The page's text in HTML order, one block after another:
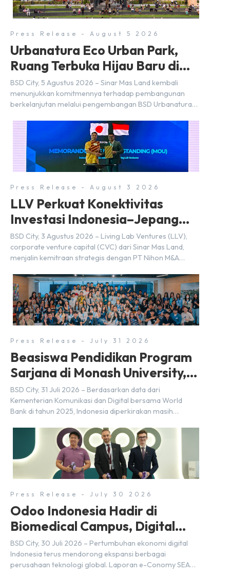
Press Release - August 5 2026
Urbanatura Eco Urban Park,
Ruang Terbuka Hijau Baru di
BSD City
BSD City, 5 Agustus 2026 – Sinar Mas Land kembali
menunjukkan komitmennya terhadap pembangunan
berkelanjutan melalui pengembangan BSD Urbanatura
dengan jalur sungai sepanjang 1,5 km yang dikelilingi
lanskap tropis rimbun di BSD City yang sebelumnya
dikenal sebagai Green Pathway. Transformasi ini
merupakan bagian dari upaya perusahaan untuk […]
Press Release - August 3 2026
LLV Perkuat Konektivitas
Investasi Indonesia–Jepang
(FDI) pada 2025
BSD City, 3 Agustus 2026 – Living Lab Ventures (LLV),
corporate venture capital (CVC) dari Sinar Mas Land,
menjalin kemitraan strategis dengan PT Nihon M&A
Holdings Inc. Kemitraan tersebut ditandai dengan
penandatanganan Memorandum of Understanding
(MoU) oleh Bayu Seto (Partner at Living Lab Ventures)
dan Kosuke Kawata […]
Press Release - July 31 2026
Beasiswa Pendidikan Program
Sarjana di Monash University,
BSD City
BSD City, 31 Juli 2026 – Berdasarkan data dari
Kementerian Komunikasi dan Digital bersama World
Bank di tahun 2025, Indonesia diperkirakan masih
2030 atau setara dengan 600 ribu tenaga digital baru
setiap tahunnya untuk mendukung percepatan
transformasi digital di berbagai sektor strategis.
Kebutuhan tersebut menjadikan pengembangan sumber
daya […]
Press Release - July 30 2026
Odoo Indonesia Hadir di
Biomedical Campus, Digital
Hub, BSD City
BSD City, 30 Juli 2026 – Pertumbuhan ekonomi digital
Indonesia terus mendorong ekspansi berbagai
perusahaan teknologi global. Laporan e-Conomy SEA